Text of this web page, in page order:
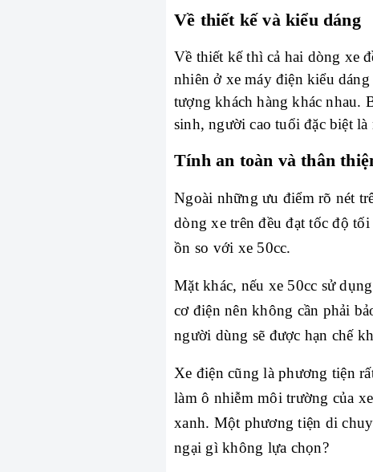
Về thiết kế và kiểu dáng
Về thiết kế thì cả hai dòng xe
nhiên ở xe máy điện kiểu
tượng khách hàng khác nhau.
sinh, người cao tuổi đặc biệt là
Tính an toàn và thân
Ngoài những ưu điểm rõ nét
dòng xe trên đều đạt tốc độ
ồn so với xe 50cc.
Mặt khác, nếu xe 50cc sử
cơ điện nên không cần phải
người dùng sẽ được hạn chế
Xe điện cũng là phương tiện
làm ô nhiễm môi trường của
xanh. Một phương tiện di
ngại gì không lựa chọn?